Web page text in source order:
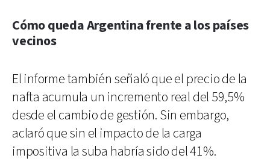
Cómo queda Argentina frente a los países
vecinos
El informe también señaló que el precio de la
nafta acumula un incremento real del 59,5%
desde el cambio de gestión. Sin embargo,
aclaró que sin el impacto de la carga
impositiva la suba habría sido del 41%.